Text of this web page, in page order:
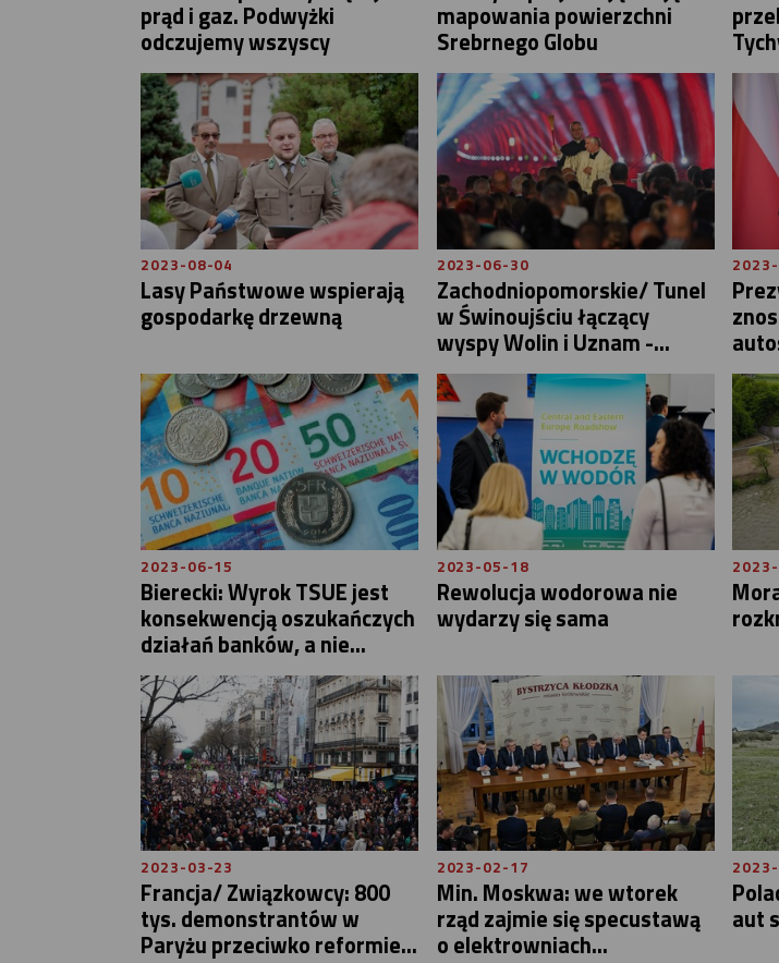
prąd i gaz. Podwyżki
odczujemy wszyscy
mapowania powierzchni
Srebrnego Globu
2023-08-04
Lasy Państwowe wspierają
gospodarkę drzewną
2023-06-30
Zachodniopomorskie/ Tunel
w Świnoujściu łączący
wyspy Wolin i Uznam -...
2023-06-15
Bierecki: Wyrok TSUE jest
konsekwencją oszukańczych
działań banków, a nie...
2023-05-18
Rewolucja wodorowa nie
wydarzy się sama
2023-03-23
Francja/ Związkowcy: 800
tys. demonstrantów w
Paryżu przeciwko reformie...
2023-02-17
Min. Moskwa: we wtorek
rząd zajmie się specustawą
o elektrowniach...
aut